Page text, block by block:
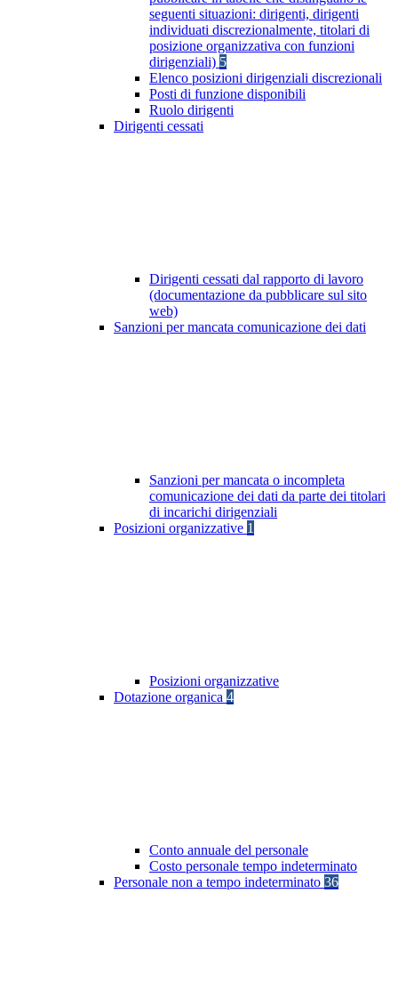
seguenti situazioni: dirigenti, dirigenti
individuati discrezionalmente, titolari di
posizione organizzativa con funzioni
dirigenziali) 5
Elenco posizioni dirigenziali discrezionali
Posti di funzione disponibili
Ruolo dirigenti
Dirigenti cessati
Dirigenti cessati dal rapporto di lavoro
(documentazione da pubblicare sul sito
web)
Sanzioni per mancata comunicazione dei dati
Sanzioni per mancata o incompleta
comunicazione dei dati da parte dei titolari
di incarichi dirigenziali
Posizioni organizzative 1
Posizioni organizzative
Dotazione organica 4
Conto annuale del personale
Costo personale tempo indeterminato
Personale non a tempo indeterminato 36